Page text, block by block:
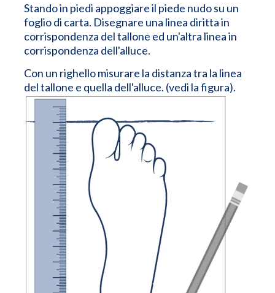
Stando in piedi appoggiare il piede nudo su un
foglio di carta. Disegnare una linea diritta in
corrispondenza del tallone ed un'altra linea in
corrispondenza dell'alluce.
Con un righello misurare la distanza tra la linea
del tallone e quella dell'alluce. (vedi la figura).